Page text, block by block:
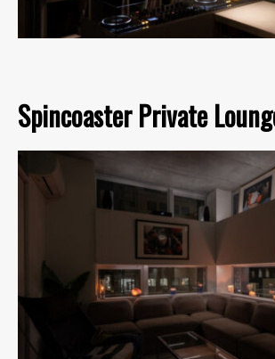
Spincoaster Private